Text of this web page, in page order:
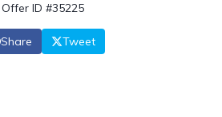
Offer ID #35225
Share Tweet